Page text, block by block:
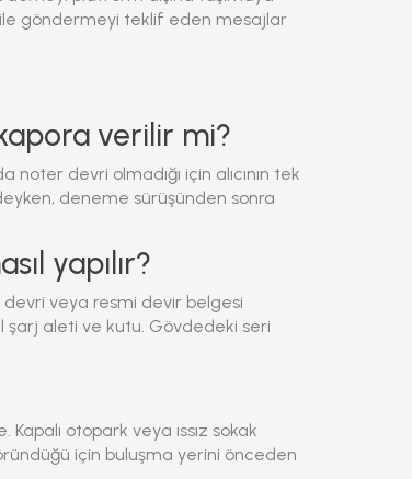
göndermeyi teklif eden mesajlar
verilir mi?
devri olmadığı için alıcının tek
deneme sürüşünden sonra
yapılır?
devri veya resmi devir belgesi
şarj aleti ve kutu. Gövdedeki seri
otopark veya ıssız sokak
için buluşma yerini önceden